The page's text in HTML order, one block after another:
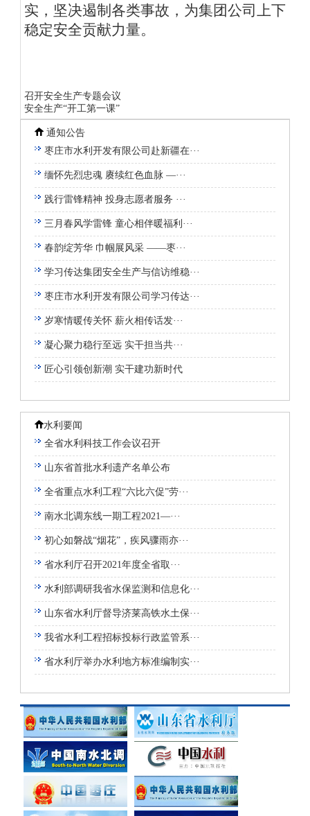
实，坚决遏制各类事故，为集团公司上下
稳定安全贡献力量。
召开安全生产专题会议
安全生产“开工第一课”
通知公告
枣庄市水利开发有限公司赴新疆在···
缅怀先烈忠魂 赓续红色血脉 —···
践行雷锋精神 投身志愿者服务 ···
三月春风学雷锋 童心相伴暖福利···
春韵绽芳华 巾帼展风采 ——枣···
学习传达集团安全生产与信访维稳···
枣庄市水利开发有限公司学习传达···
岁寒情暖传关怀 薪火相传话发···
凝心聚力稳行至远 实干担当共···
匠心引领创新潮 实干建功新时代
水利要闻
全省水利科技工作会议召开
山东省首批水利遗产名单公布
全省重点水利工程“六比六促”劳···
南水北调东线一期工程2021—···
初心如磐战“烟花”，疾风骤雨亦···
省水利厅召开2021年度全省取···
水利部调研我省水保监测和信息化···
山东省水利厅督导济莱高铁水土保···
我省水利工程招标投标行政监管系···
省水利厅举办水利地方标准编制实···